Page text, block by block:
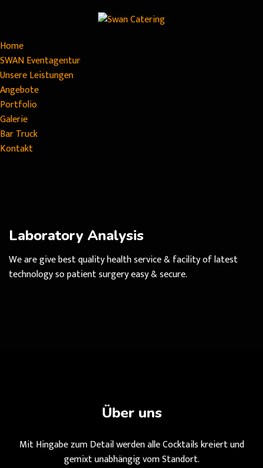
Home
SWAN Eventagentur
Unsere Leistungen
Angebote
Portfolio
Galerie
Bar Truck
Kontakt
Laboratory Analysis
We are give best quality health service & facility of latest
technology so patient surgery easy & secure.
Über uns
Mit Hingabe zum Detail werden alle Cocktails kreiert und
gemixt unabhängig vom Standort.